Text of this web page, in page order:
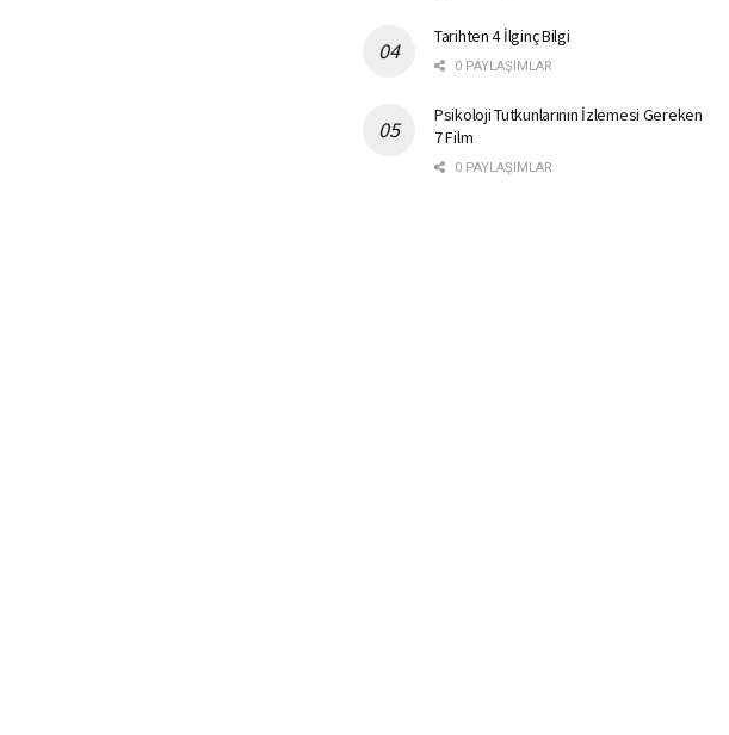
Tarihten 4 İlginç Bilgi
0 PAYLAŞIMLAR
Psikoloji Tutkunlarının İzlemesi Gereken
7 Film
0 PAYLAŞIMLAR